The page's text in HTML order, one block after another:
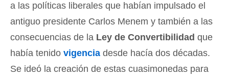
a las políticas liberales que habían impulsado el
antiguo presidente Carlos Menem y también a las
consecuencias de la Ley de Convertibilidad que
había tenido vigencia desde hacía dos décadas.
Se ideó la creación de estas cuasimonedas para